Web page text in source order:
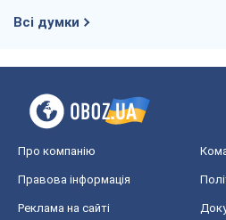
Всі думки
Про компанію
Правова інформація
Реклама на сайті